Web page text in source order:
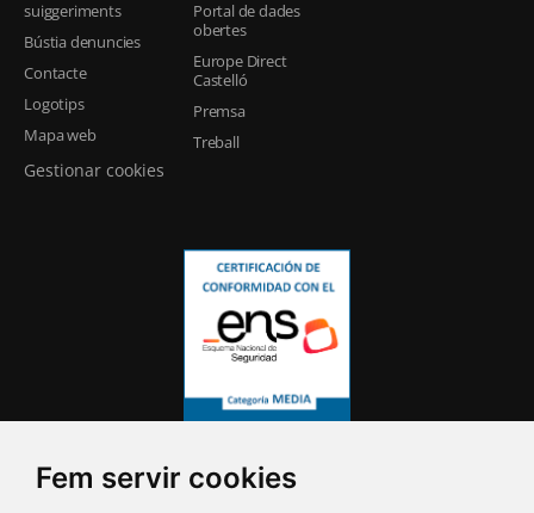
Fem servir cookies
suiggeriments
Bústia denuncies
Contacte
Logotips
Mapa web
Gestionar cookies
Portal de dades
obertes
Europe Direct
Castelló
Premsa
Treball